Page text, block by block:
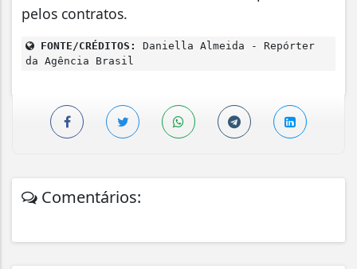
pelos contratos.
FONTE/CRÉDITOS:
Daniella Almeida - Repórter
da Agência Brasil
Comentários: